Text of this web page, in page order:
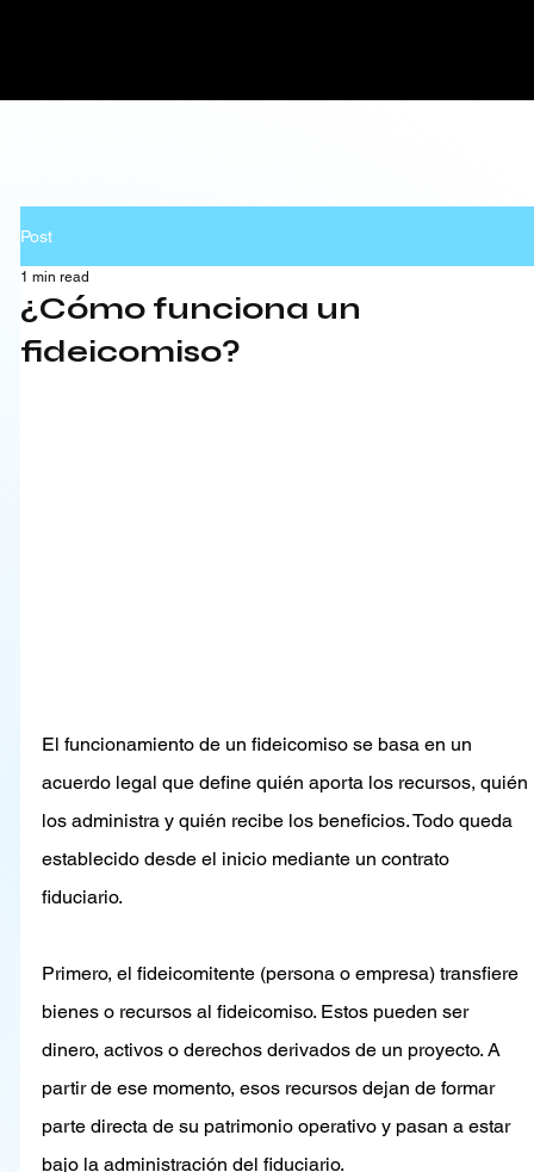
Post
¿Cómo funciona un
fideicomiso?
1 min read
El funcionamiento de un fideicomiso se basa en un
acuerdo legal que define quién aporta los recursos, quién
los administra y quién recibe los beneficios. Todo queda
establecido desde el inicio mediante un contrato
fiduciario.
Primero, el fideicomitente (persona o empresa) transfiere
bienes o recursos al fideicomiso. Estos pueden ser
dinero, activos o derechos derivados de un proyecto. A
partir de ese momento, esos recursos dejan de formar
parte directa de su patrimonio operativo y pasan a estar
bajo la administración del fiduciario.